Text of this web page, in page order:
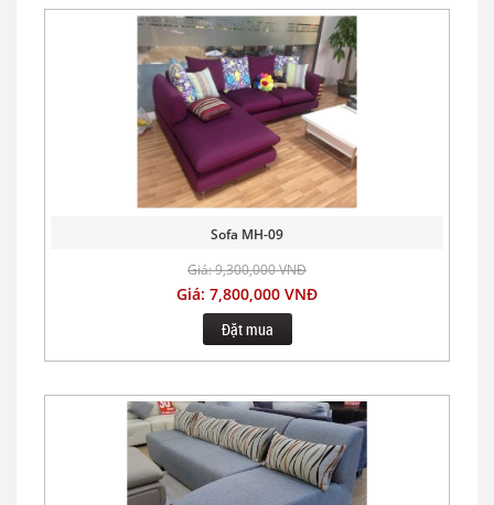
Sofa MH-09
Giá: 9,300,000 VNĐ
Giá: 7,800,000 VNĐ
Đặt mua